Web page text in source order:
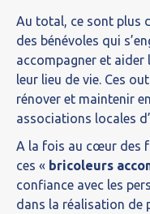
Au total, ce sont plus
des bénévoles qui
accompagner et aider
leur lieu de vie. Ces
rénover et maintenir
associations locales
A la fois au cœur des
ces « bricoleurs
confiance avec les
dans la réalisation de